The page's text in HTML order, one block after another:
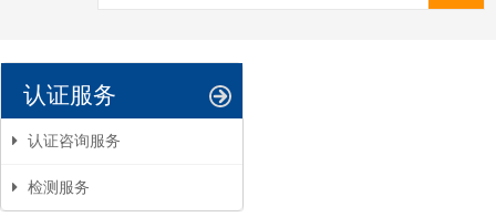
认证服务
认证咨询服务
检测服务